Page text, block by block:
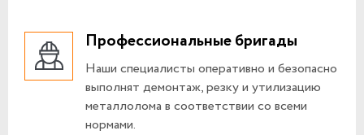
Профессиональные бригады
Наши специалисты оперативно и безопасно
выполнят демонтаж, резку и утилизацию
металлолома в соответствии со всеми
нормами.